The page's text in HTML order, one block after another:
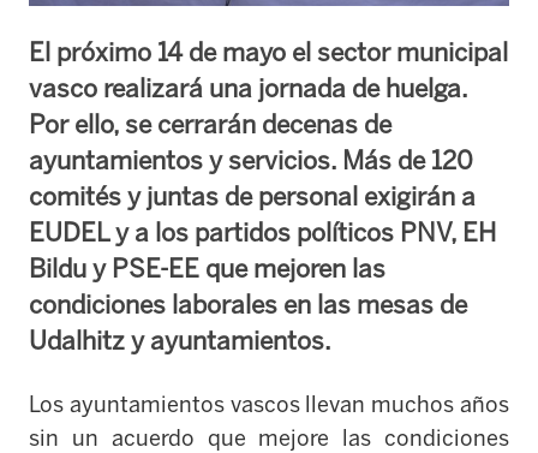
El próximo 14 de mayo el sector municipal
vasco realizará una jornada de huelga.
Por ello, se cerrarán decenas de
ayuntamientos y servicios. Más de 120
comités y juntas de personal exigirán a
EUDEL y a los partidos políticos PNV, EH
Bildu y PSE-EE que mejoren las
condiciones laborales en las mesas de
Udalhitz y ayuntamientos.
Los ayuntamientos vascos llevan muchos años
sin un acuerdo que mejore las condiciones